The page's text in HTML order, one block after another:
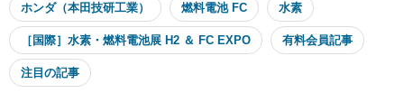
ホンダ（本田技研工業） 燃料電池 FC 水素
［国際］水素・燃料電池展 H2 ＆ FC EXPO 有料会員記事
注目の記事